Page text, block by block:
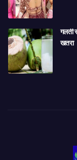
गलती
खतरा